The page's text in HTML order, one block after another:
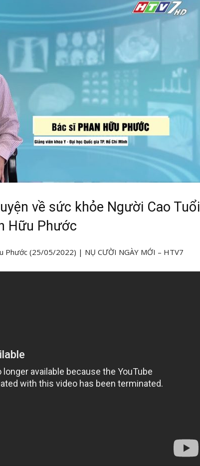
về sức khỏe Người Cao Tuổi
Hữu Phước
Phước (25/05/2022) | NỤ CƯỜI NGÀY MỚI – HTV7